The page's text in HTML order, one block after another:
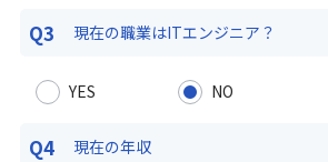
Q3 現在の職業はITエンジニア？
YES NO
Q4 現在の年収